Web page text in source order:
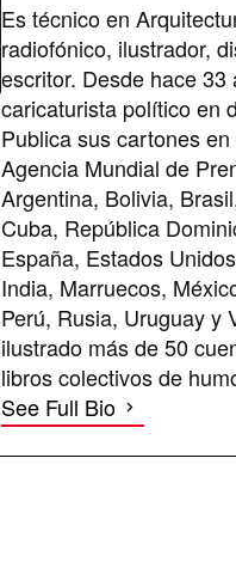
Es técnico en
radiofónico, ilustrador,
escritor. Desde hace 33
caricaturista político en
Publica sus cartones
Agencia Mundial de
Argentina, Bolivia,
Cuba, República
España, Estados
India, Marruecos,
Perú, Rusia, Uruguay y
ilustrado más de 50
libros colectivos de
See Full Bio